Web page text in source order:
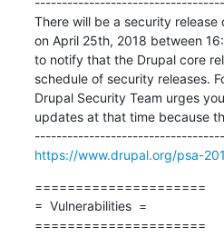
There will be a security
on April 25th, 2018 between
to notify that the Drupal core
schedule of security releases.
Drupal Security Team urges
updates at that time because
https://www.drupal.org/psa-
=====================
=  Vulnerabilities  =
=====================